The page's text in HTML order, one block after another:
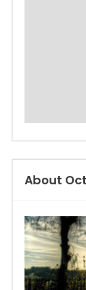
About